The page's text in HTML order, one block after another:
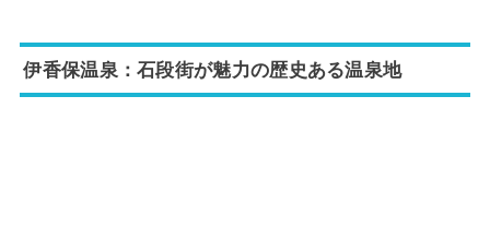
伊香保温泉：石段街が魅力の歴史ある温泉地